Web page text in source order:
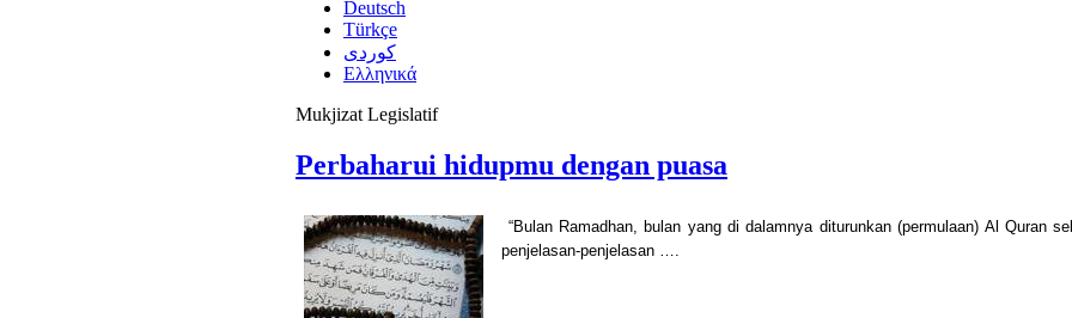
Deutsch
Türkçe
كوردى
Ελληνικά
Mukjizat Legislatif
Perbaharui hidupmu dengan puasa
“Bulan Ramadhan, bulan yang di dalamnya diturunkan (permulaan) Al Quran
penjelasan-penjelasan ….